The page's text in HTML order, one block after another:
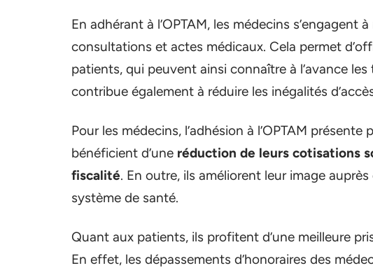
En adhérant à l’OPTAM, les médecins
consultations et actes médicaux. Cela permet
patients, qui peuvent ainsi connaître à l’avance
contribue également à réduire les inégalités
Pour les médecins, l’adhésion à l’OPTAM présente
bénéficient d’une réduction de leurs cotisations
fiscalité. En outre, ils améliorent leur image
système de santé.
Quant aux patients, ils profitent d’une meilleure
En effet, les dépassements d’honoraires des